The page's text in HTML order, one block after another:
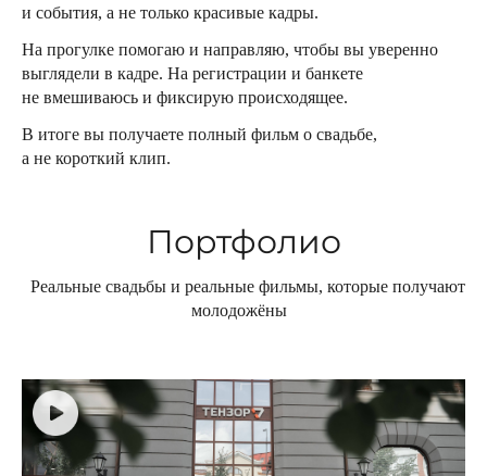
и события, а не только красивые кадры.
На прогулке помогаю и направляю, чтобы вы уверенно
выглядели в кадре. На регистрации и банкете
не вмешиваюсь и фиксирую происходящее.
В итоге вы получаете полный фильм о свадьбе,
а не короткий клип.
Портфолио
Реальные свадьбы и реальные фильмы, которые получают
молодожёны